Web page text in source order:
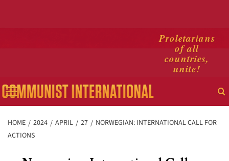
Proletarians
of all
countries,
unite!
Primary
Menu
HOME 2024 APRIL 27
NORWEGIAN: INTERNATIONAL CALL FOR
ACTIONS